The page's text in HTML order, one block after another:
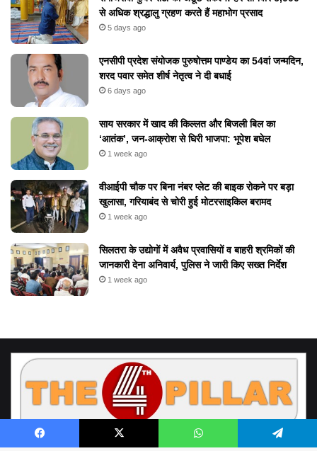
से अधिक श्रद्धालु ग्रहण करते हैं महाभोग प्रसाद
5 days ago
एनसीपी प्रदेश संयोजक पुरुषोत्तम पाण्डेय का 54वां जन्मदिन,
शरद पवार समेत शीर्ष नेतृत्व ने दी बधाई
6 days ago
​साय सरकार में खाद की किल्लत और बिजली बिल का
‘आतंक’, जन-आक्रोश से घिरी भाजपा: भूपेश बघेल
1 week ago
वीआईपी चौक पर बिना नंबर प्लेट की बाइक रोकने पर बड़ा
खुलासा, गरियाबंद से चोरी हुई मोटरसाइकिल बरामद
1 week ago
सिलतरा के उद्योगों में अवैध प्रवासियों व बाहरी श्रमिकों की
जानकारी देना अनिवार्य, पुलिस ने जारी किए सख्त निर्देश
1 week ago
Facebook X WhatsApp Telegram